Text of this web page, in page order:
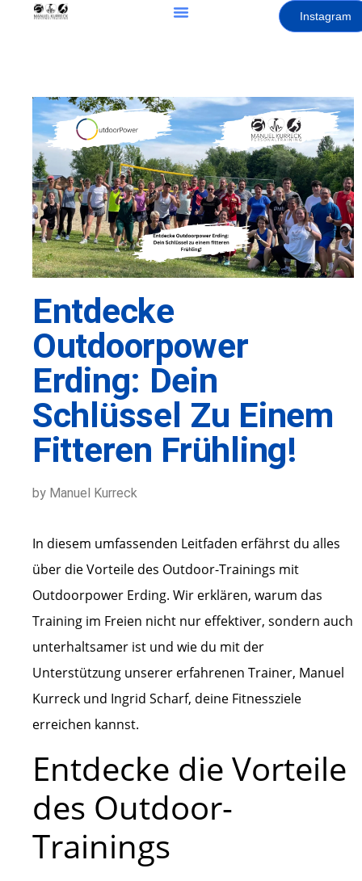
Instagram
Entdecke
Outdoorpower
Erding: Dein
Schlüssel Zu Einem
Fitteren Frühling!
by Manuel Kurreck
In diesem umfassenden Leitfaden erfährst du alles
über die Vorteile des Outdoor-Trainings mit
Outdoorpower Erding. Wir erklären, warum das
Training im Freien nicht nur effektiver, sondern auch
unterhaltsamer ist und wie du mit der
Unterstützung unserer erfahrenen Trainer, Manuel
Kurreck und Ingrid Scharf, deine Fitnessziele
erreichen kannst.
Entdecke die Vorteile
des Outdoor-
Trainings